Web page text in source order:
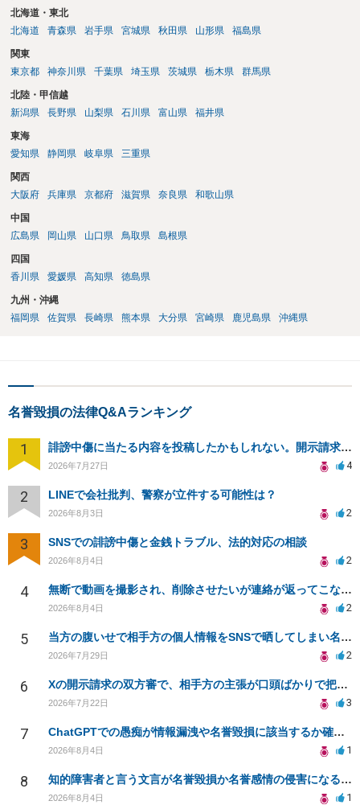
北海道・東北
北海道
青森県 岩手県 宮城県 秋田県 山形県 福島県
関東
東京都
神奈川県 千葉県 埼玉県 茨城県 栃木県 群馬県
北陸・甲信越
新潟県
長野県 山梨県 石川県 富山県 福井県
東海
愛知県
静岡県 岐阜県 三重県
関西
大阪府
兵庫県 京都府 滋賀県 奈良県 和歌山県
中国
広島県
岡山県 山口県 鳥取県 島根県
四国
香川県
愛媛県 高知県 徳島県
九州・沖縄
福岡県
佐賀県 長崎県 熊本県 大分県 宮崎県 鹿児島県 沖縄県
名誉毀損の法律Q&Aランキング
1 誹謗中傷に当たる内容を投稿したかもしれない。開示請求や民事刑事裁判に発展しうるのか教えて欲しい。
2026年7月27日 4
2 LINEで会社批判、警察が立件する可能性は？
2026年8月3日 2
3 SNSでの誹謗中傷と金銭トラブル、法的対応の相談
2026年8月4日 2
4 無断で動画を撮影され、削除させたいが連絡が返ってこない。
2026年8月4日 2
5 当方の腹いせで相手方の個人情報をSNSで晒してしまい名誉毀損させてしまったかもしれない
2026年7月29日 2
6 Xの開示請求の双方審で、相手方の主張が口頭ばかりで把握しきれません
2026年7月22日 3
7 ChatGPTでの愚痴が情報漏洩や名誉毀損に該当するか確認したい
2026年8月4日 1
8 知的障害者と言う文言が名誉毀損か名誉感情の侵害になるか教えてほしい。
2026年8月4日 1